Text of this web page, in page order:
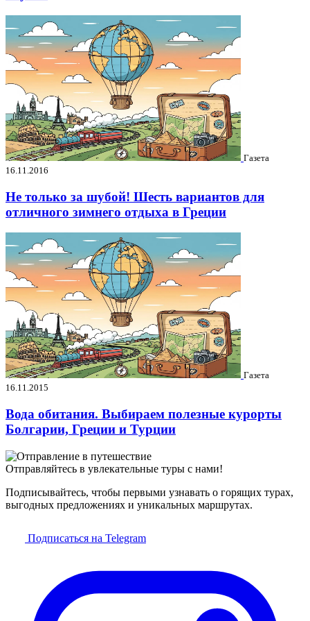
Газета
16.11.2016
Не только за шубой! Шесть вариантов для
отличного зимнего отдыха в Греции
Газета
16.11.2015
Вода обитания. Выбираем полезные курорты
Болгарии, Греции и Турции
Отправляйтесь в увлекательные туры с нами!
Подписывайтесь, чтобы первыми узнавать о горящих турах,
выгодных предложениях и уникальных маршрутах.
Подписаться на Telegram